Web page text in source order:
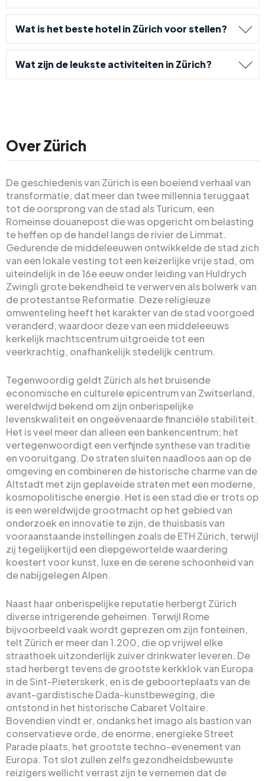
Wat is het beste hotel in Zürich voor stellen?
Wat zijn de leukste activiteiten in Zürich?
Over Zürich
De geschiedenis van Zürich is een boeiend verhaal van
transformatie, dat meer dan twee millennia teruggaat
tot de oorsprong van de stad als Turicum, een
Romeinse douanepost die was opgericht om belasting
te heffen op de handel langs de rivier de Limmat.
Gedurende de middeleeuwen ontwikkelde de stad zich
van een lokale vesting tot een keizerlijke vrije stad, om
uiteindelijk in de 16e eeuw onder leiding van Huldrych
Zwingli grote bekendheid te verwerven als bolwerk van
de protestantse Reformatie. Deze religieuze
omwenteling heeft het karakter van de stad voorgoed
veranderd, waardoor deze van een middeleeuws
kerkelijk machtscentrum uitgroeide tot een
veerkrachtig, onafhankelijk stedelijk centrum.
Tegenwoordig geldt Zürich als het bruisende
economische en culturele epicentrum van Zwitserland,
wereldwijd bekend om zijn onberispelijke
levenskwaliteit en ongeëvenaarde financiële stabiliteit.
Het is veel meer dan alleen een bankencentrum; het
vertegenwoordigt een verfijnde synthese van traditie
en vooruitgang. De straten sluiten naadloos aan op de
omgeving en combineren de historische charme van de
Altstadt met zijn geplaveide straten met een moderne,
kosmopolitische energie. Het is een stad die er trots op
is een wereldwijde grootmacht op het gebied van
onderzoek en innovatie te zijn, de thuisbasis van
vooraanstaande instellingen zoals de ETH Zürich, terwijl
zij tegelijkertijd een diepgewortelde waardering
koestert voor kunst, luxe en de serene schoonheid van
de nabijgelegen Alpen.
Naast haar onberispelijke reputatie herbergt Zürich
diverse intrigerende geheimen. Terwijl Rome
bijvoorbeeld vaak wordt geprezen om zijn fonteinen,
telt Zürich er meer dan 1.200, die op vrijwel elke
straathoek uitzonderlijk zuiver drinkwater leveren. De
stad herbergt tevens de grootste kerkklok van Europa
in de Sint-Pieterskerk, en is de geboorteplaats van de
avant-gardistische Dada-kunstbeweging, die
ontstond in het historische Cabaret Voltaire.
Bovendien vindt er, ondanks het imago als bastion van
conservatieve orde, de enorme, energieke Street
Parade plaats, het grootste techno-evenement van
Europa. Tot slot zullen zelfs gezondheidsbewuste
reizigers wellicht verrast zijn te vernemen dat de